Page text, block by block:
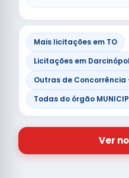
Mais licitações em TO
Licitações em
Outras de Concorrência
Todas do órgão
Ver